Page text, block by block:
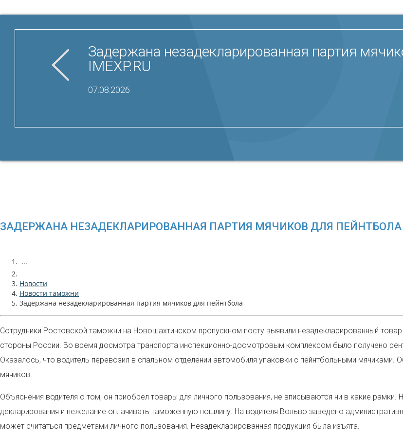
Задержана незадекларированная партия
IMEXP.RU
07.08.2026
ЗАДЕРЖАНА НЕЗАДЕКЛАРИРОВАННАЯ ПАРТИЯ МЯЧИКОВ ДЛЯ ПЕЙНТБОЛА
...
Новости
Новости таможни
Задержана незадекларированная партия мячиков для пейнтбола
Сотрудники Ростовской таможни на Новошахтинском пропускном посту выявили незадекларированный
стороны России. Во время досмотра транспорта инспекционно-досмотровым комплексом было получено
Оказалось, что водитель перевозил в спальном отделении автомобиля упаковки с пейнтбольными
мячиков.
Объяснения водителя о том, он приобрел товары для личного пользования, не вписываются ни в какие
декларирования и нежелание оплачивать таможенную пошлину. На водителя Вольво заведено
может считаться предметами личного пользования. Незадекларированная продукция была изъята.